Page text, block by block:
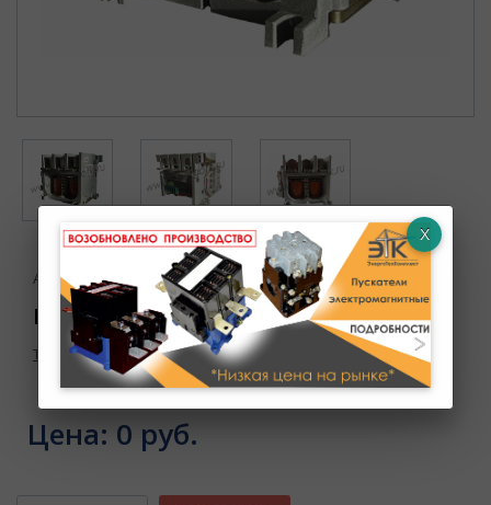
Артикул : УТ000003704
Контактор ВК49- 125 У3 220В
Товар в наличии
Цена: 0 руб.